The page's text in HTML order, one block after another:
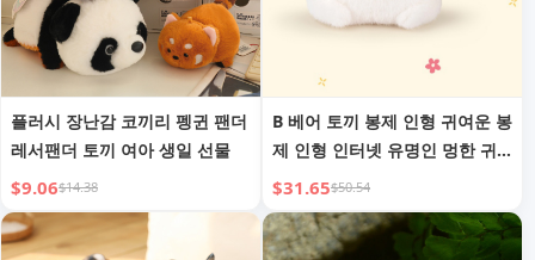
플러시 장난감 코끼리 펭귄 팬더
레서팬더 토끼 여아 생일 선물
$9.06$14.38
B 베어 토끼 봉제 인형 귀여운 봉
제 인형 인터넷 유명인 멍한 귀
여운 편안한 수면 봉제 인형 생
일 선물
$31.65$50.54